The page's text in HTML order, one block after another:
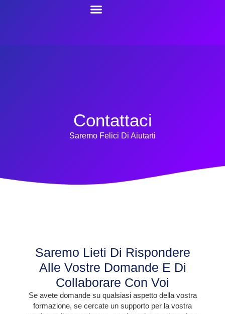
Contattaci
Saremo Felici Di Aiutarti
Saremo Lieti Di Rispondere
Alle Vostre Domande E Di
Collaborare Con Voi
Se avete domande su qualsiasi aspetto della vostra
formazione, se cercate un supporto per la vostra